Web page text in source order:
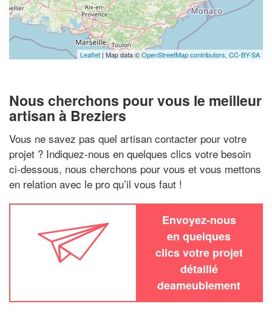
Leaflet | Map data ©OpenStreetMap contributors, CC-BY-SA
Nous cherchons pour vous le meilleur
artisan à Breziers
Vous ne savez pas quel artisan contacter pour votre
projet ? Indiquez-nous en quelques clics votre besoin
ci-dessous, nous cherchons pour vous et vous mettons
en relation avec le pro qu’il vous faut !
Envoyez-nous
en quelques
clics votre projet
détaillé
deameublement